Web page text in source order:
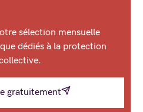
sélection mensuelle
dédiés à la protection
gratuitement